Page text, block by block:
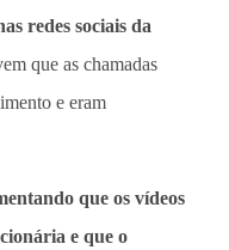
redes sociais da
que as chamadas
e eram
que os vídeos
e que o